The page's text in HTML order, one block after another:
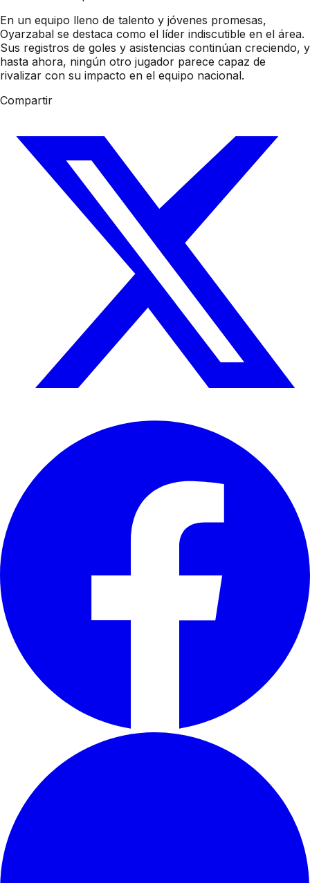
En un equipo lleno de talento y jóvenes promesas,
Oyarzabal se destaca como el líder indiscutible en el área.
Sus registros de goles y asistencias continúan creciendo, y
hasta ahora, ningún otro jugador parece capaz de
rivalizar con su impacto en el equipo nacional.
Compartir